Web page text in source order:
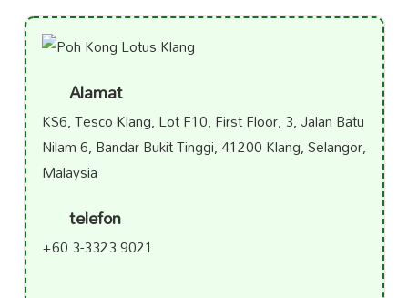
Alamat
KS6, Tesco Klang, Lot F10, First Floor, 3, Jalan Batu
Nilam 6, Bandar Bukit Tinggi, 41200 Klang, Selangor,
Malaysia
telefon
+60 3-3323 9021